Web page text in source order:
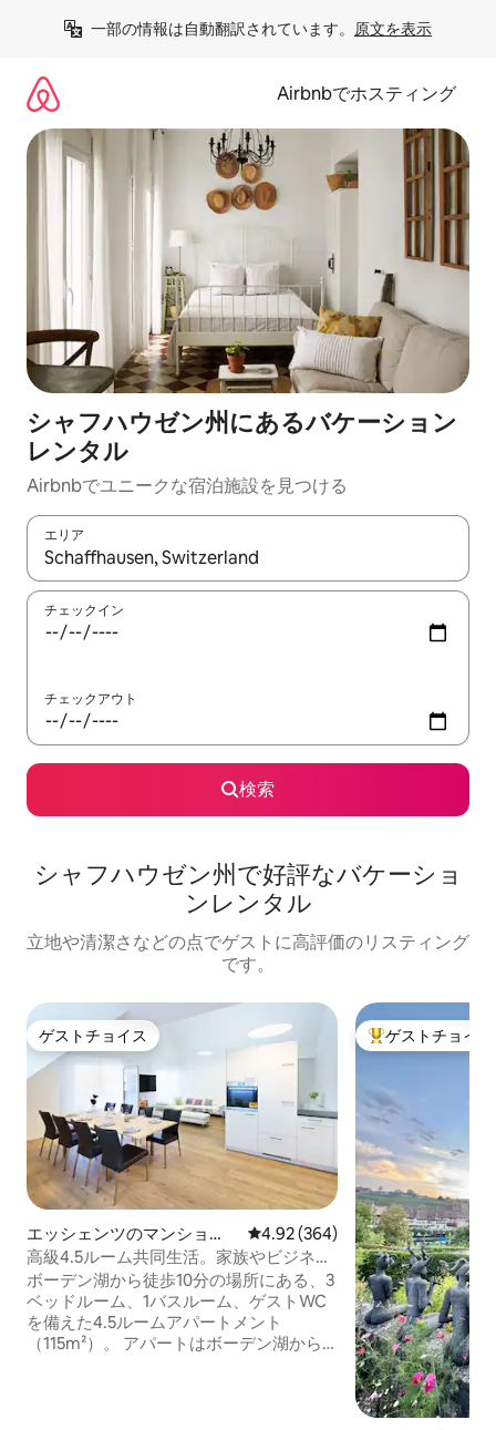
一部の情報は自動翻訳されています。 原文を表示
Airbnbでホスティング
シャフハウゼン州にあるバケーション
レンタル
Airbnbでユニークな宿泊施設を見つける
エリア
検索結果が表示されたら、上下の矢印キーを使って移動するか
チェックイン
チェックアウト
検索
シャフハウゼン州で好評なバケーショ
ンレンタル
立地や清潔さなどの点でゲストに高評価のリスティング
です。
ゲストチョイス
ゲストチョイス
エッシェンツのマンショ
ン・アパート
レビュー364件、5つ星中4.92つ
4.92 (364)
高級4.5ルーム共同生活。家族やビジネス
に
ボーデン湖から徒歩10分の場所にある、3
ベッドルーム、1バスルーム、ゲストWC
を備えた4.5ルームアパートメント
（115m²）。 アパートはボーデン湖から
大好評のゲスト
ゲストチョイス